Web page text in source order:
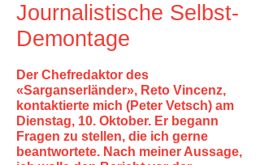
Journalistische Selbst-
Demontage
Der Chefredaktor des
«Sarganserländer», Reto Vincenz,
kontaktierte mich (Peter Vetsch) am
Dienstag, 10. Oktober. Er begann
Fragen zu stellen, die ich gerne
beantwortete. Nach meiner Aussage,